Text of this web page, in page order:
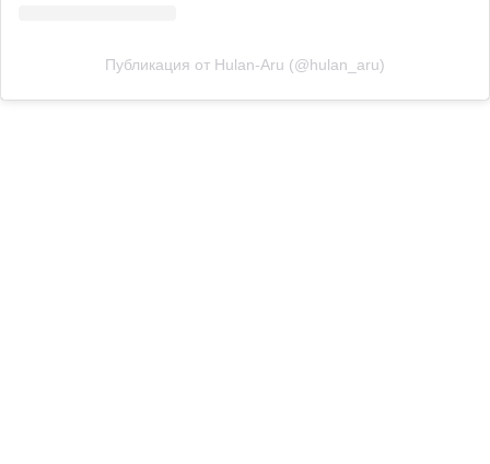
Публикация от Hulan-Aru (@hulan_aru)